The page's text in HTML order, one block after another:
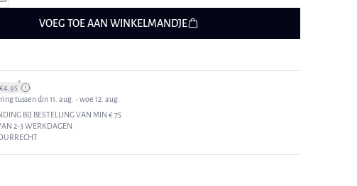
VOEG TOE AAN WINKELMANDJE
*
tussen din 11. aug. - woe 12. aug.
BIJ BESTELLING VAN MIN € 75
2-3 WERKDAGEN